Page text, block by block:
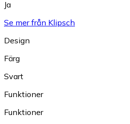
Ja
Se mer från Klipsch
Design
Färg
Svart
Funktioner
Funktioner